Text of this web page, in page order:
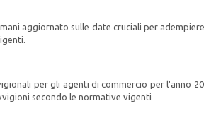
aggiornato sulle date cruciali per
per gli agenti di commercio per l'anno
secondo le normative vigenti